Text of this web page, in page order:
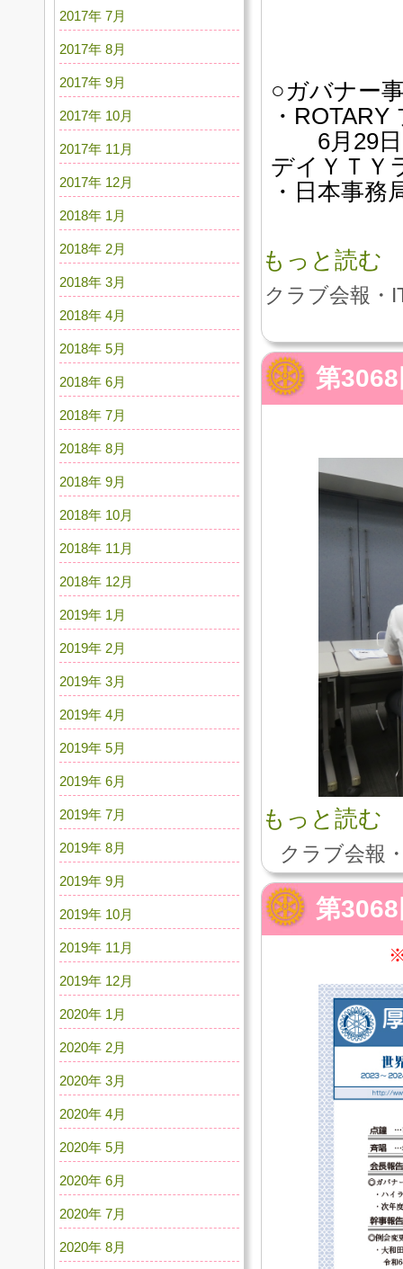
○ガバナー
・
6月29日
デイＹＴＹ
・日本事
もっと読む
クラブ会報・
第
もっと読む
クラブ会報
第
2017年 7月
2017年 8月
2017年 9月
2017年 10月
2017年 11月
2017年 12月
2018年 1月
2018年 2月
2018年 3月
2018年 4月
2018年 5月
2018年 6月
2018年 7月
2018年 8月
2018年 9月
2018年 10月
2018年 11月
2018年 12月
2019年 1月
2019年 2月
2019年 3月
2019年 4月
2019年 5月
2019年 6月
2019年 7月
2019年 8月
2019年 9月
2019年 10月
2019年 11月
2019年 12月
2020年 1月
2020年 2月
2020年 3月
2020年 4月
2020年 5月
2020年 6月
2020年 7月
2020年 8月